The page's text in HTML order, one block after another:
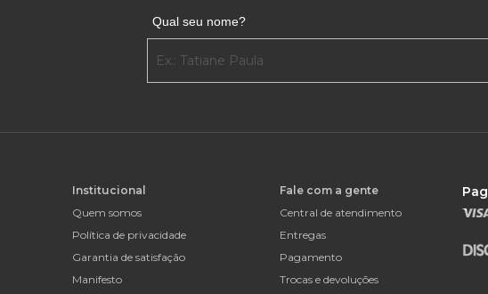
Qual seu nome?
Institucional
Quem somos
Política de privacidade
Garantia de satisfação
Manifesto
Fale com a gente
Central de atendimento
Entregas
Pagamento
Trocas e devoluções